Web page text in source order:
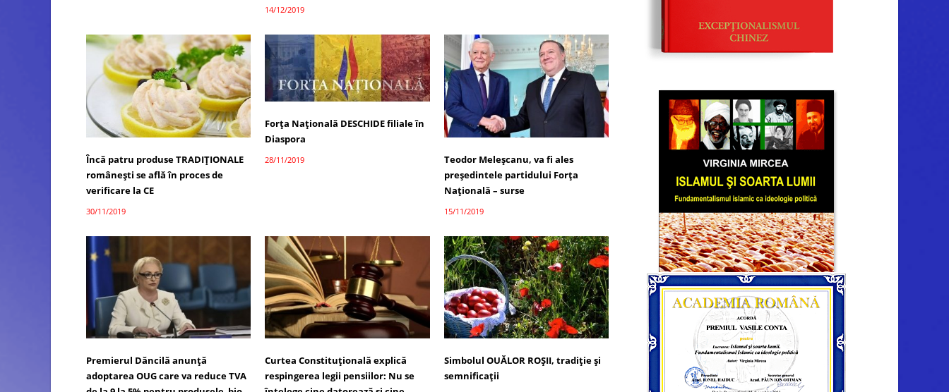
14/12/2019
Încă patru produse TRADIȚIONALE
româneşti se află în proces de
verificare la CE
30/11/2019
Forța Națională DESCHIDE filiale în
Diaspora
28/11/2019
Teodor Meleșcanu, va fi ales
președintele partidului Forța
Națională – surse
15/11/2019
Premierul Dăncilă anunţă
adoptarea OUG care va reduce TVA
Curtea Constituțională explică
respingerea legii pensiilor: Nu se
Simbolul OUĂLOR ROȘII, tradiție și
semnificații